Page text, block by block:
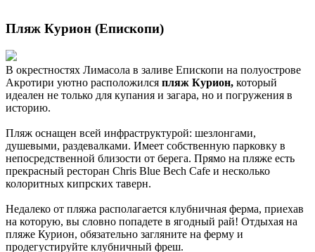
Пляж Курион (Епископи)
В окрестностях Лимасола в заливе Епископи на полуострове
Акротири уютно расположился пляж Курион, который
идеален не только для купания и загара, но и погружения в
историю.
Пляж оснащен всей инфраструктурой: шезлонгами,
душевыми, раздевалками. Имеет собственную парковку в
непосредственной близости от берега. Прямо на пляже есть
прекрасный ресторан Chris Blue Bech Cafe и несколько
колоритных кипрских таверн.
Недалеко от пляжа располагается клубничная ферма, приехав
на которую, вы словно попадете в ягодный рай! Отдыхая на
пляже Курион, обязательно загляните на ферму и
продегустируйте клубничный фреш.